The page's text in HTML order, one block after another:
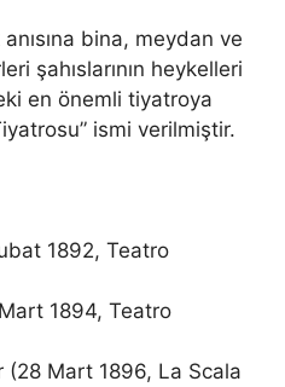
bina, meydan ve
şahıslarının heykelleri
en önemli tiyatroya
ismi verilmiştir.
1892, Teatro
1894, Teatro
(28 Mart 1896, La Scala